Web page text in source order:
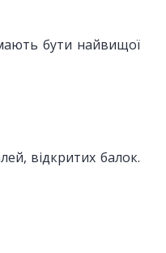
мають бути найвищої
відкритих балок.